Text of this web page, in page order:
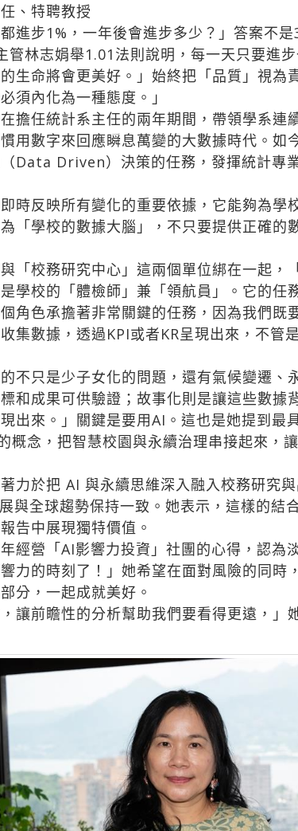
、特聘教授
進步1%，一年後會進步多少？」答案不
管林志娟舉1.01法則說明，每一天只要進
生命將會更美好。」始終把「品質」視為
須內化為一種態度。」
擔任統計系主任的兩年期間，帶領學系連
用數字來回應瞬息萬變的大數據時代。如
Data Driven）決策的任務，發揮統計專
時反映所有變化的重要依據，它能夠為學
「學校的數據大腦」，不只要提供正確
「校務研究中心」這兩個單位綁在一起，
學校的「體檢師」兼「領航員」。它的任
角色承擔著非常關鍵的任務，因為我們既
集數據，透過KPI或者KR呈現出來，不管
不只是少子女化的問題，還有氣候變遷、
和成果可供驗證；故事化則是讓這些數據
出來。」關鍵是要用AI。這也是她提到最
概念，把智慧校園與永續治理串接起來，
力於把 AI 與永續思維深入融入校務研究
與全球趨勢保持一致。她表示，這樣的結
告中展現獨特價值。
經營「AI影響力投資」社團的心得，認為
力的時刻了！」她希望在面對風險的同時
分，一起成就美好。
讓前瞻性的分析幫助我們要看得更遠，」